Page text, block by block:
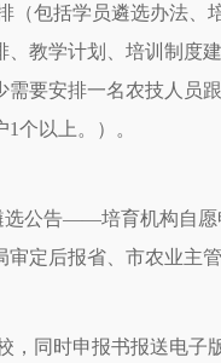
（包括学员遴选办法、
教学计划、培训制度
要安排一名农技人员
个以上。）。
选公告——培育机构
定后报省、市农业主管
，同时申报书报送电子